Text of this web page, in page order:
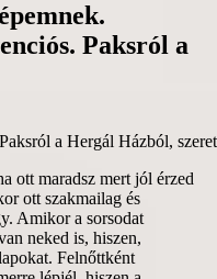
Paksról a
a Hergál Házból,
szeretetet és a biztonságot nyújtó törődést. A szülői felelősséget addig igyekezz a saját szinteden erősíteni, amíg arra szükség lesz. Úgy, hogy ne ess túlzásokba, az érintettek számára életszerű legyen az is. Ah, amíg ők maguk nem képesek arra, szülőként magad szerint, felvállalva azt tedd azt amire számukra ahhoz szükségük van. Ami szerinted és szerintük, a jó nevelésüket, gondolkodva biztosítani tudja, add meg időben, ne csupán szívesen és lelkesen. Hiszen közben, az önismeretük a helyére kerülhet általa és rátalálhatnak a racionális oldalukra. S azáltal is a családért és a Hazáért is képesek lesznek, tartásos emberekké fejlődni és úgy is teljesíteni. A szakmáddal, a szerinted teljesíthető jó munkaminőségeddel, a hivatásodat, emberségesen, hitelesen, gyakoroljad. Úgy azt a Hazánknak az emberséges formában maradásának a megtartásához, szerintem már hozzá is adtad. Miközben, tehetségből eredően, alkottál, az emberek által, az a gyakorlatban is megtapasztalva, hitelesítve lett. Amit feltaláltál és már összefüggésében látsz, azáltal, magad is, fejlődsz, amikor abból a szolgáltatásoddal adsz. S a Hazánkat is hitelesen nevesíted, mind azok által, akkor is ha nehezített az utad azáltal. Mert ha annak amit megteremtettél, a jóban és szépben alkalmazni igyekszel és azáltal a hitelességére is ügyelve élsz, kiemel az téged éppen a saját idődben. Helyén kezeled majd azt, hogy a szinteden meg is maradhatsz. S ahhoz képest fejlesztheted magadat, úgy az emberi méltóságodat megtartva élsz majd. S magad szerint tartásos emberré válsz, ha azt adtad, akár napi szinten is, amit, a legjobb tudásod szerint, akkor éppen tudtál. A saját Hazádban vagy már, ha bele adod azt, ami oda jár, mert adni születtünk mindannyian. S magad is, a családodnak, a talpuk alatti talajnak, mint a saját idejükben, a sorsukat építőknek, az alapjuknak szántál, az akkor azok által is, hasznukra lesz már. Az adni tudásnak az örömét megismerik, túlzásba nem viszik, hát át is vehetik és tovább is vihetik, az arra már éppen, emberileg is érett sarjaid. Azután, eljön az ideje annak, hogy a saját sorsukban, már a tudásukkal és az emberségükkel egy szinten vannak. Nem hagyják el az Isten adta Népet, magát a Hazát végleg. Hanem itt építik fel azt a minőségű életet, amit generációsan és a sorsuk szerint megérdemelnek. Annak az építésével lesz sikerélményük, adnak hozzá, hiszen, szerintem, adni születtünk és ide bele a saját Hazánkba és mindannyian. Szerintem, a Hazánkba adva, a saját idejében, hazaszeretővé is válhat, aki ide született. S akik meg a hovatartozásuk miatt érkeznek a Hazájukba tartozónak érezve magukat. S otthon is lehetnek mert bele is teremtenek, azzal megteremthetik azt az emberi minőségüket, ami által végleg, tisztelhetők lesznek itt. Eljutnak odáig, hogy ide teremtve, ugyan miért kívánnának elköltözni innen. Szerintem, inkább a megélik a nehezek, mint akik itt születtek. S az a hozzáértő vezetőket, emberileg és szakmailag is gondolkodásra készteti. Hiszen akkorra már ide születtek a gyermekeik, akik megalapozhatják a következő generációknak is, az eredetileg a Hazánkhoz tartozásukat. Kimondhatják, hogy akarnak -e ide úgy tartozni, hogy elsősorban, hozzánk tartozóknak mondják magukat. Hiszen adok - kapok, a jóból és szépből, hát szerintem, azáltal is, az egészséges körforgásban maradni igyekszünk. S azzal, tartást is adunk a Hazánkhoz mindannyian, emberségből vizsgáznak most a másokat utánzók. S fokozatosan, a saját emberi értékeinket erősítve élünk. A jó minőségű életünket, felépíteni igyekszünk, a saját életritmusunkban és tudásuknak megfelelően. S a továbbiakban is, figyelni szükséges a belső kontrollunknak az emberséges saját vizsgáinkra. Mert az emberséges és vagy a szakmai érettségünknek megfelelően tudunk dönteni. S mindezek mellett, a lelkiismeretünknek, a saját időnkben való figyelmeztetésére figyelve élünk. Azáltal is tartásosan élve, bármennyire is nehéz, nem fordulunk ki, se a álmaink megvalósításáért, sem a nagy pénzé